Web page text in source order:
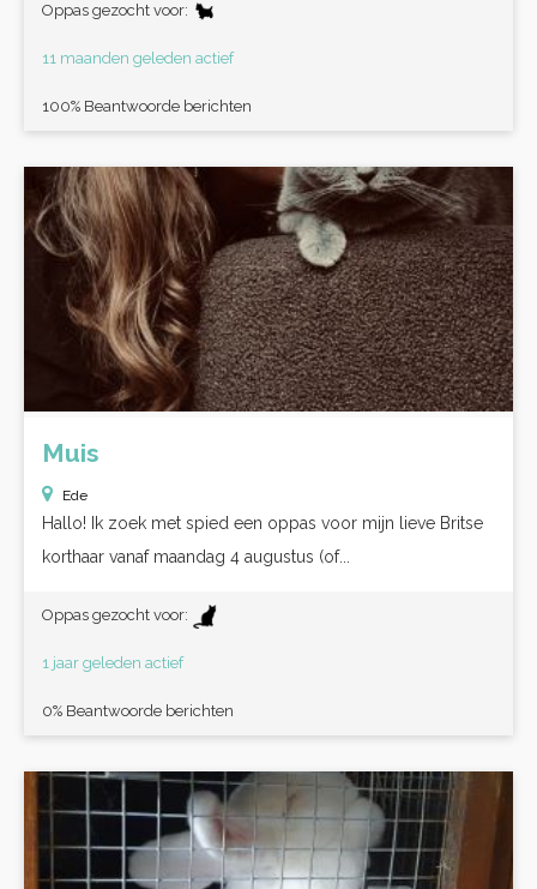
Oppas gezocht voor:
11 maanden geleden actief
100% Beantwoorde berichten
Muis
Ede
Hallo! Ik zoek met spied een oppas voor mijn lieve Britse
korthaar vanaf maandag 4 augustus (of...
Oppas gezocht voor:
1 jaar geleden actief
0% Beantwoorde berichten